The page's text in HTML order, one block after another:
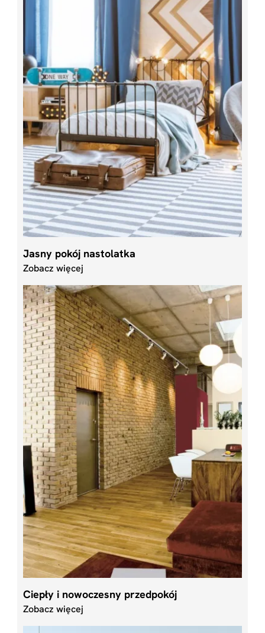
Jasny pokój nastolatka
Zobacz więcej
Ciepły i nowoczesny przedpokój
Zobacz więcej